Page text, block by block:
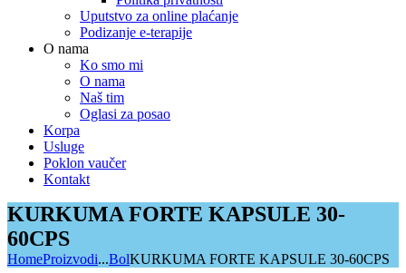
Uputstvo za online plaćanje
Podizanje e-terapije
O nama
Ko smo mi
O nama
Naš tim
Oglasi za posao
Korpa
Usluge
Poklon vaučer
Kontakt
KURKUMA FORTE KAPSULE 30-
60CPS
HomeProizvodi...BolKURKUMA FORTE KAPSULE 30-60CPS